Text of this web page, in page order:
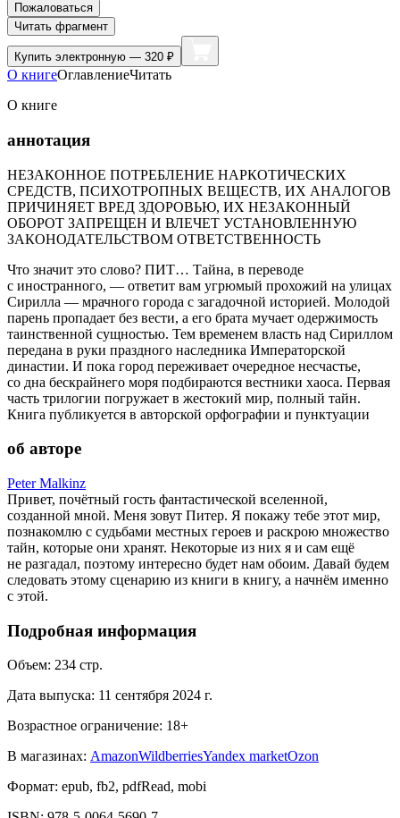
Пожаловаться
Читать фрагмент
Купить электронную — 320 ₽
О книгеОглавлениеЧитать
О книге
аннотация
НЕЗАКОННОЕ ПОТРЕБЛЕНИЕ НАРКОТИЧЕСКИХ
СРЕДСТВ, ПСИХОТРОПНЫХ ВЕЩЕСТВ, ИХ АНАЛОГОВ
ПРИЧИНЯЕТ ВРЕД ЗДОРОВЬЮ, ИХ НЕЗАКОННЫЙ
ОБОРОТ ЗАПРЕЩЕН И ВЛЕЧЕТ УСТАНОВЛЕННУЮ
ЗАКОНОДАТЕЛЬСТВОМ ОТВЕТСТВЕННОСТЬ
Что значит это слово? ПИТ… Тайна, в переводе
с иностранного, — ответит вам угрюмый прохожий на улицах
Сирилла — мрачного города с загадочной историей. Молодой
парень пропадает без вести, а его брата мучает одержимость
таинственной сущностью. Тем временем власть над Сириллом
передана в руки праздного наследника Императорской
династии. И пока город переживает очередное несчастье,
со дна бескрайнего моря подбираются вестники хаоса. Первая
часть трилогии погружает в жестокий мир, полный тайн.
Книга публикуется в авторской орфографии и пунктуации
об авторе
Peter Malkinz
Привет, почётный гость фантастической вселенной,
созданной мной. Меня зовут Питер. Я покажу тебе этот мир,
познакомлю с судьбами местных героев и раскрою множество
тайн, которые они хранят. Некоторые из них я и сам ещё
не разгадал, поэтому интересно будет нам обоим. Давай будем
следовать этому сценарию из книги в книгу, а начнём именно
с этой.
Подробная информация
Объем: 234 стр.
Дата выпуска: 11 сентября 2024 г.
Возрастное ограничение: 18+
В магазинах: AmazonWildberriesYandex marketOzon
Формат: epub, fb2, pdfRead, mobi